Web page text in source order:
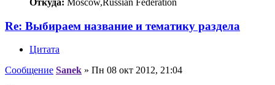
Откуда: Moscow,Russian Federation
Re: Выбираем название и тематику раздела
Цитата
Сообщение Sanek » Пн 08 окт 2012, 21:04